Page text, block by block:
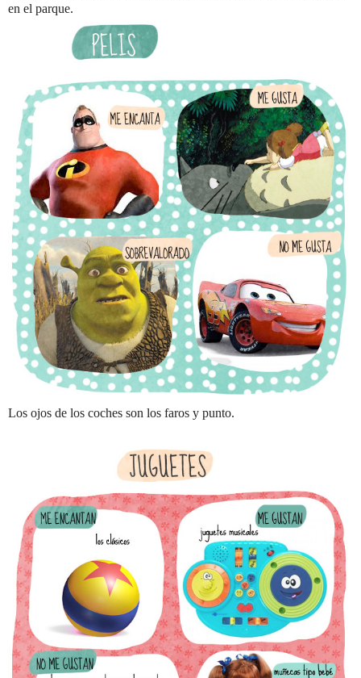
en el parque.
Los ojos de los coches son los faros y punto.